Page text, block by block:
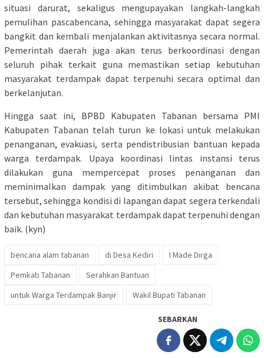
situasi darurat, sekaligus mengupayakan langkah-langkah
pemulihan pascabencana, sehingga masyarakat dapat segera
bangkit dan kembali menjalankan aktivitasnya secara normal.
Pemerintah daerah juga akan terus berkoordinasi dengan
seluruh pihak terkait guna memastikan setiap kebutuhan
masyarakat terdampak dapat terpenuhi secara optimal dan
berkelanjutan.
Hingga saat ini, BPBD Kabupaten Tabanan bersama PMI
Kabupaten Tabanan telah turun ke lokasi untuk melakukan
penanganan, evakuasi, serta pendistribusian bantuan kepada
warga terdampak. Upaya koordinasi lintas instansi terus
dilakukan guna mempercepat proses penanganan dan
meminimalkan dampak yang ditimbulkan akibat bencana
tersebut, sehingga kondisi di lapangan dapat segera terkendali
dan kebutuhan masyarakat terdampak dapat terpenuhi dengan
baik. (kyn)
bencana alam tabanan di Desa Kediri
I Made Dirga
Pemkab Tabanan
Serahkan Bantuan
untuk Warga Terdampak Banjir
Wakil Bupati Tabanan
SEBARKAN